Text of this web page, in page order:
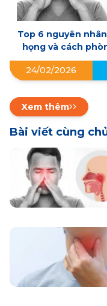
Top 6 nguyên
họng và cách
quả
24/02/2026
Xem thêm
Bài viết cùng